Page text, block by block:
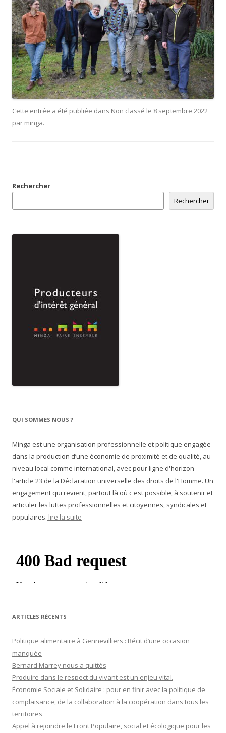
Cette entrée a été publiée dans Non classé le 8 septembre 2022
par minga.
Rechercher
Rechercher
QUI SOMMES NOUS ?
Minga est une organisation professionnelle et politique engagée
dans la production d’une économie de proximité et de qualité, au
niveau local comme international, avec pour ligne d'horizon
l'article 23 de la Déclaration universelle des droits de l'Homme. Un
engagement qui revient, partout là où c'est possible, à soutenir et
articuler les luttes professionnelles et citoyennes, syndicales et
populaires. lire la suite
ARTICLES RÉCENTS
Politique alimentaire à Gennevilliers : Récit d’une occasion
manquée
Bernard Marrey nous a quittés
Produire dans le respect du vivant est un enjeu vital.
Économie Sociale et Solidaire : pour en finir avec la politique de
complaisance, de la collaboration à la coopération dans tous les
territoires
Appel à rejoindre le Front Populaire, social et écologique pour les